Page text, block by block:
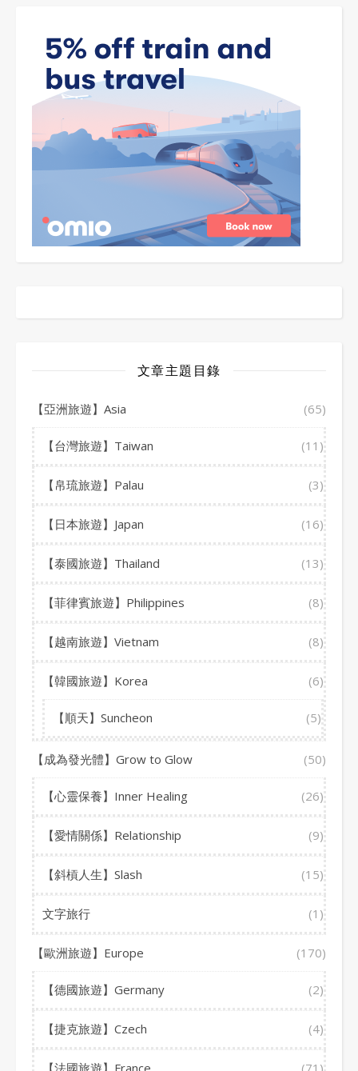
文章主題目錄
【亞洲旅遊】Asia (65)
【台灣旅遊】Taiwan (11)
【帛琉旅遊】Palau (3)
【日本旅遊】Japan (16)
【泰國旅遊】Thailand (13)
【菲律賓旅遊】Philippines (8)
【越南旅遊】Vietnam (8)
【韓國旅遊】Korea (6)
【順天】Suncheon (5)
【成為發光體】Grow to Glow (50)
【心靈保養】Inner Healing (26)
【愛情關係】Relationship (9)
【斜槓人生】Slash (15)
文字旅行 (1)
【歐洲旅遊】Europe (170)
【德國旅遊】Germany (2)
【捷克旅遊】Czech (4)